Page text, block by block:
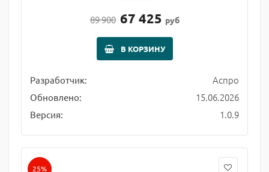
89 900 67 425 руб
В КОРЗИНУ
Разработчик: Аспро
Обновлено: 15.06.2026
Версия: 1.0.9
25%